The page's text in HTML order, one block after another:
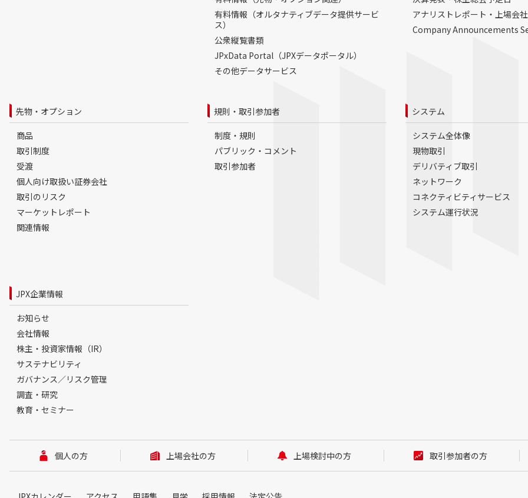
有料情報（オルタナティブデータ提供サービ
ス）
公衆縦覧書類
JPxData Portal（JPXデータポータル）
その他データサービス
アナリストレポート・上場会
Company Announcements
先物・オプション
商品
取引制度
受渡
個人向け取扱い証券会社
取引のリスク
マーケットレポート
関連情報
規則・取引参加者
制度・規則
パブリック・コメント
取引参加者
システム
システム全体像
現物取引
デリバティブ取引
ネットワーク
コネクティビティサービス
システム運行状況
JPX企業情報
お知らせ
会社情報
株主・投資家情報（IR）
サステナビリティ
ガバナンス／リスク管理
調査・研究
教育・セミナー
個人の方 上場会社の方 上場検討中の方 取引参加者の方